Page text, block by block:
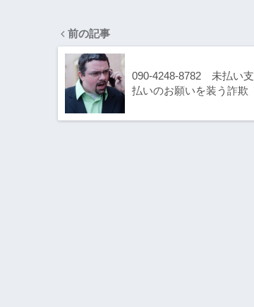
前の記事
090-4248-8782 未払い支
払いのお願いを装う詐欺